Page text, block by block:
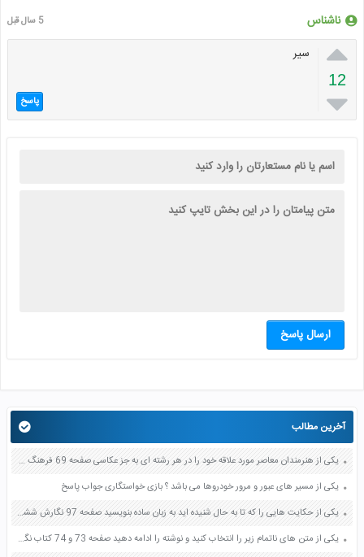
ناشناس 5 سال قبل

12

سیر
پاسخ
ارسال پاسخ
آخرین مطالب
یکی از هنرمندان معاصر مورد علاقه خود را در هر رشته ای به جز عکاسی صفحه 69 فرهنگ و هنر نهم
یکی از مسیر های عبور و مرور خودروها می باشد ؟ بازی خواستگاری جواب پاسخ
یکی از حکایت هایی را که تا به حال شنیده اید به زبان ساده بنویسید صفحه 97 نگارش ششم دبستان
یکی از متن های ناتمام زیر را انتخاب کنید و نوشته را ادامه دهید صفحه 73 و 74 کتاب نگارش فارسی پنجم دبستان